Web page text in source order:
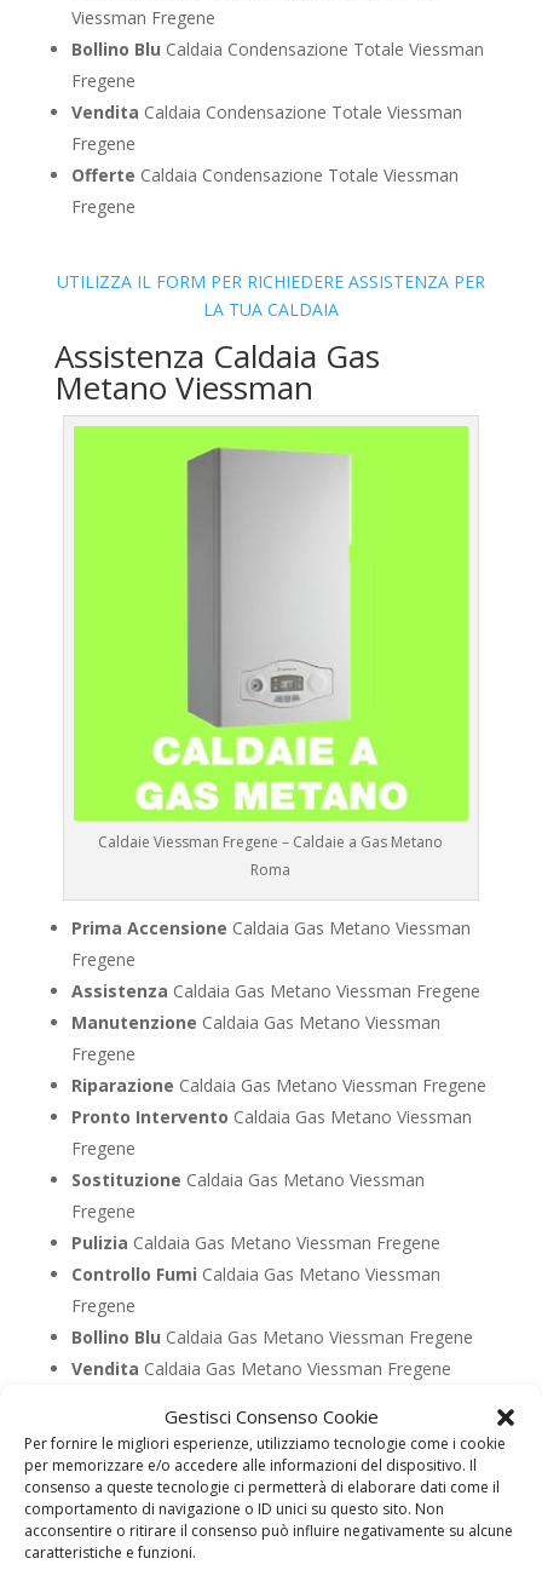
Gestisci Consenso Cookie
Per fornire le migliori esperienze, utilizziamo tecnologie come i cookie
per memorizzare e/o accedere alle informazioni del dispositivo. Il
consenso a queste tecnologie ci permetterà di elaborare dati come il
comportamento di navigazione o ID unici su questo sito. Non
acconsentire o ritirare il consenso può influire negativamente su alcune
caratteristiche e funzioni.
Viessman Fregene
Bollino Blu Caldaia Condensazione Totale Viessman
Fregene
Vendita Caldaia Condensazione Totale Viessman
Fregene
Offerte Caldaia Condensazione Totale Viessman
Fregene
UTILIZZA IL FORM PER RICHIEDERE ASSISTENZA PER
LA TUA CALDAIA
Assistenza Caldaia Gas
Metano Viessman
Caldaie Viessman Fregene – Caldaie a Gas Metano
Roma
Prima Accensione Caldaia Gas Metano Viessman
Fregene
Assistenza Caldaia Gas Metano Viessman Fregene
Manutenzione Caldaia Gas Metano Viessman
Fregene
Riparazione Caldaia Gas Metano Viessman Fregene
Pronto Intervento Caldaia Gas Metano Viessman
Fregene
Sostituzione Caldaia Gas Metano Viessman
Fregene
Pulizia Caldaia Gas Metano Viessman Fregene
Controllo Fumi Caldaia Gas Metano Viessman
Fregene
Bollino Blu Caldaia Gas Metano Viessman Fregene
Vendita Caldaia Gas Metano Viessman Fregene
UTILIZZA IL FORM PER RICHIEDERE ASSISTENZA PER
LA TUA CALDAIA
Assistenza Caldaia Gasolio